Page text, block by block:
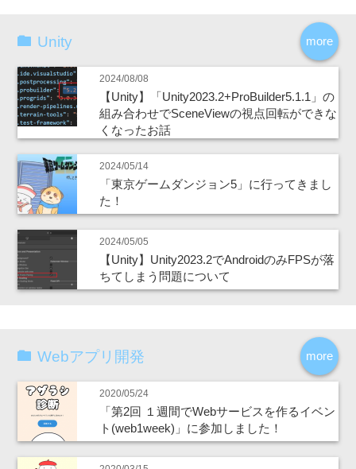
more
Unity
2024/08/08
【Unity】「Unity2023.2+ProBuilder5.1.1」の
組み合わせでSceneViewの視点回転ができな
くなったお話
2024/05/14
「東京ゲームダンジョン5」に行ってきまし
た！
2024/05/05
【Unity】Unity2023.2でAndroidのみFPSが落
ちてしまう問題について
more
Webアプリ開発
2020/05/24
「第2回 １週間でWebサービスを作るイベン
ト(web1week)」に参加しました！